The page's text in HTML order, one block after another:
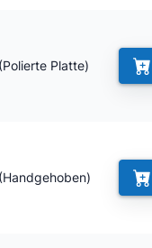
Platte)